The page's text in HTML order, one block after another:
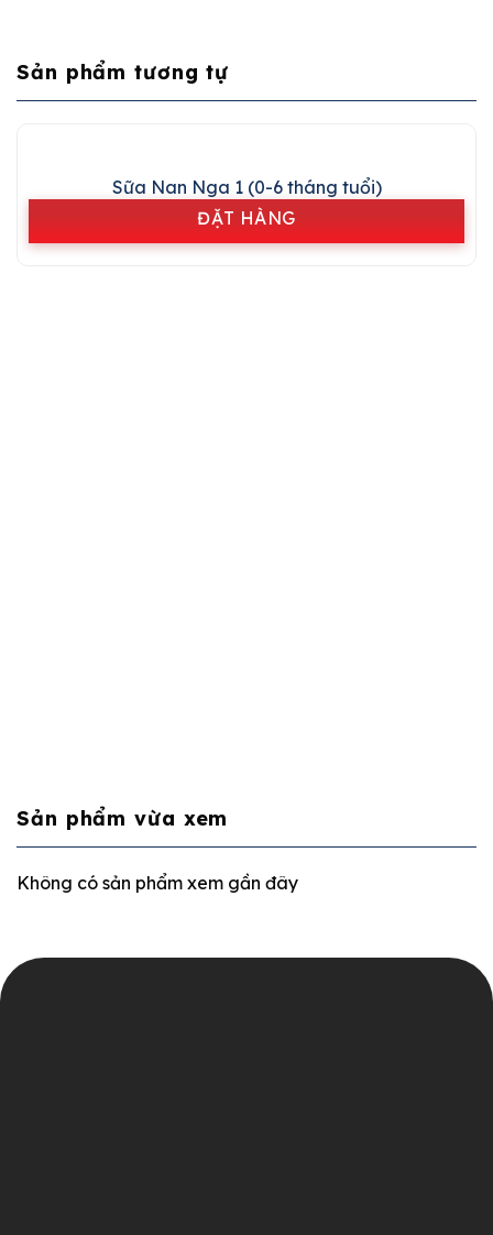
Sản phẩm tương tự
Sữa Nan Nga 1 (0-6 tháng tuổi)
ĐẶT HÀNG
Sản phẩm vừa xem
Không có sản phẩm xem gần đây